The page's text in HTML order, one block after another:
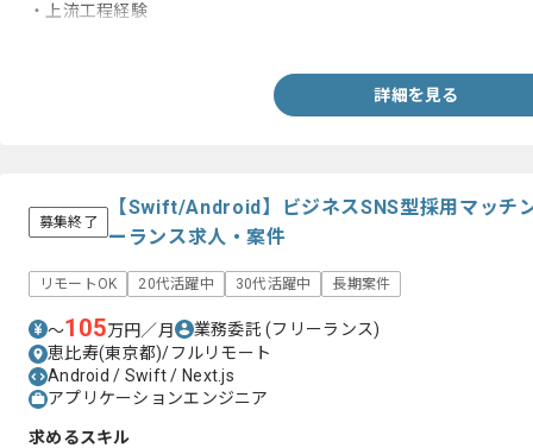
・上流工程経験
詳細を見る
募集終了
【Swift/Android】ビジネスSNS型採用マッチ
ーランス求人・案件
リモートOK 20代活躍中 30代活躍中 長期案件
〜105万円／月 業務委託(フリーランス)
恵比寿(東京都)/フルリモート
Android / Swift / Next.js
アプリケーションエンジニア
求めるスキル